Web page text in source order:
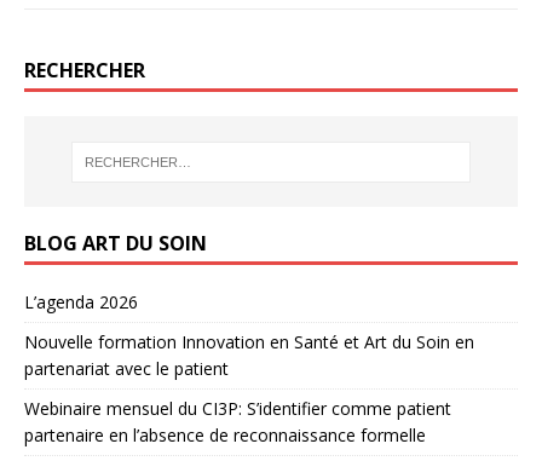
RECHERCHER
BLOG ART DU SOIN
L’agenda 2026
Nouvelle formation Innovation en Santé et Art du Soin en
partenariat avec le patient
Webinaire mensuel du CI3P: S’identifier comme patient
partenaire en l’absence de reconnaissance formelle